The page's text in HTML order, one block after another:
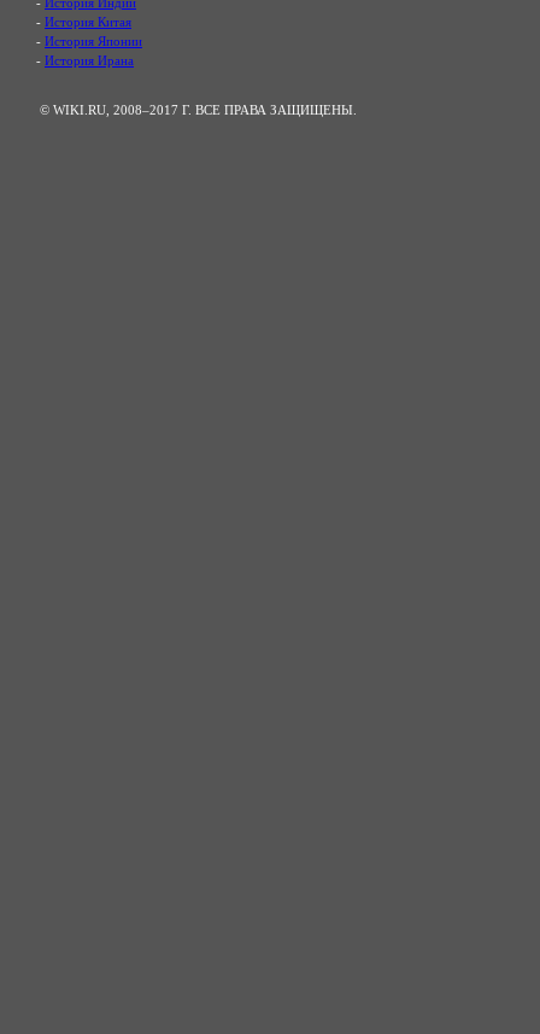
- История Китая
- История Японии
- История Ирана
© WIKI.RU, 2008–2017 Г. ВСЕ ПРАВА ЗАЩИЩЕНЫ.